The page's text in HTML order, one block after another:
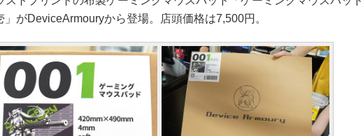
」がDeviceArmouryから登場。店頭価格は7,500円。